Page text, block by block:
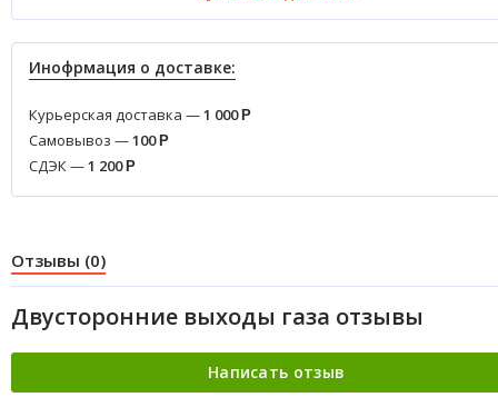
Инофрмация о доставке:
Курьерская доставка —1 000 Р
Самовывоз —100 Р
СДЭК —1 200 Р
Отзывы (0)
Двусторонние выходы газа отзывы